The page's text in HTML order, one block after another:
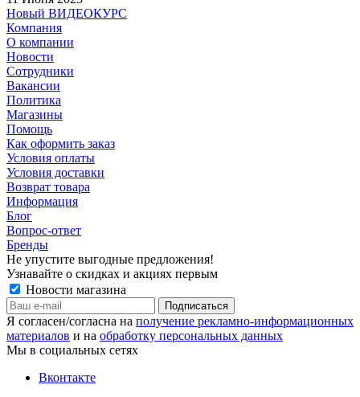
Новый ВИДЕОКУРС
Компания
О компании
Новости
Сотрудники
Вакансии
Политика
Магазины
Помощь
Как оформить заказ
Условия оплаты
Условия доставки
Возврат товара
Информация
Блог
Вопрос-ответ
Бренды
Не упустите выгодные предложения!
Узнавайте о скидках и акциях первым
Новости магазина
Я согласен/согласна на получение рекламно-информационных
материалов и на обработку персональных данных
Мы в социальных сетях
Вконтакте